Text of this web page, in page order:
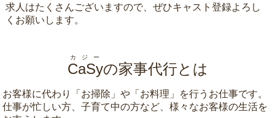
求人はたくさんございますので、ぜひキャスト登録よろし
くお願いします。
CaSy
カジー
の家事代行とは
お客様に代わり「 お掃除 」や「 お料理 」を行うお仕事です。
仕事が忙しい方、子育て中の方など、様々なお客様の生活を